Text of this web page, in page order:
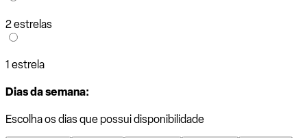
2 estrelas
1 estrela
Dias da semana:
Escolha os dias que possui disponibilidade